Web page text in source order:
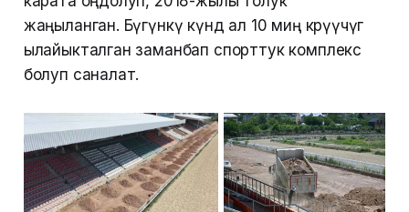
жаңыланган. Бүгүнкү күндө ал 10 миң көрүүчүгө
ылайыкталган заманбап спорттук комплекс
болуп саналат.